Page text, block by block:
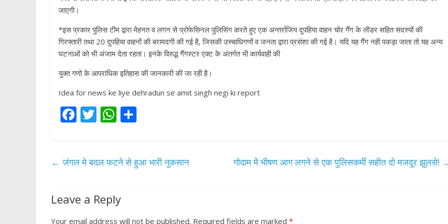
जाएगी।
*इस प्रकार पुलिस टीम द्वारा मेहनत व लगन से प्रोफेसिनल पुलिसिंग करते हुए एक अन्तर्राजिय दुपहिया वाहन चोर गैंग के लीडर सहित सदस्यों की
गिरफ्तारी तथा 20 दुपहिया वाहनों की बरामदगी की गई है, जिसकी उच्चाधिगणों व जनता द्वारा प्रसंशा की गई है। यदि यह गैंग नही पकड़ा जाता तो यह अन्य
घटनाओं को भी अंजाम देता रहता। इनके विरुद्ध गैंगस्टर एक्ट के अंतर्गत भी कार्यवाही की
युक्त गणो के आपराधिक इतिहास की जानकारी की जा रही है।
Idea for news ke liye dehradun se amit singh negi ki report
F
b
o
k
T
er
W
s
p
p
e
← जंगल मे बदल फटने से हुआ भारी नुकसान गोदाम में भीषण आग लगने से एक पुलिसकर्मी सहीत दो मजदूर झुलसे!
Leave a Reply
Your email address will not be published. Required fields are marked *